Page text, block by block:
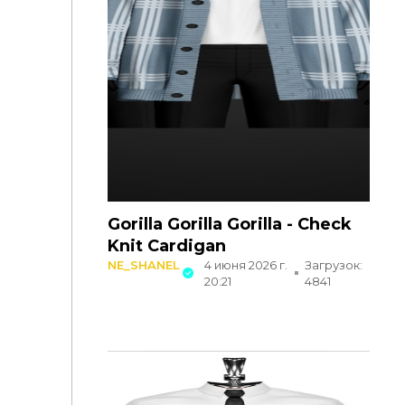
Gorilla Gorilla Gorilla - Check
Knit Cardigan
NE_SHANEL
4 июня 2026 г.
20:21
Загрузок:
4841